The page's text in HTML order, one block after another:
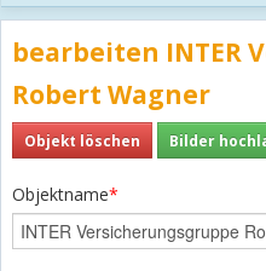
bearbeiten INTER
Robert Wagner
Objekt löschen Bilder
Objektname*